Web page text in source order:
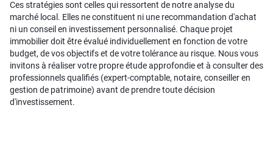
Ces stratégies sont celles qui ressortent de notre analyse du
marché local. Elles ne constituent ni une recommandation d'achat
ni un conseil en investissement personnalisé. Chaque projet
immobilier doit être évalué individuellement en fonction de votre
budget, de vos objectifs et de votre tolérance au risque. Nous vous
invitons à réaliser votre propre étude approfondie et à consulter des
professionnels qualifiés (expert-comptable, notaire, conseiller en
gestion de patrimoine) avant de prendre toute décision
d'investissement.